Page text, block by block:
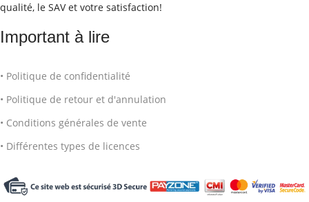
qualité, le SAV et votre satisfaction!
Important à lire
• Politique de confidentialité
• Politique de retour et d'annulation
• Conditions générales de vente
• Différentes types de licences